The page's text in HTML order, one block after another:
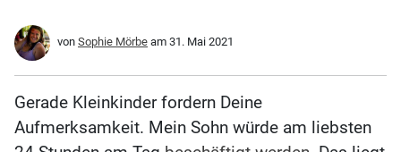
von Sophie Mörbe am 31. Mai 2021
Gerade Kleinkinder fordern Deine
Aufmerksamkeit. Mein Sohn würde am liebsten